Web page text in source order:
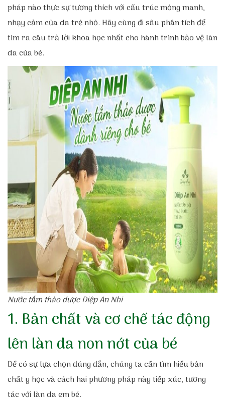
pháp nào thực sự tương thích với cấu trúc mỏng manh,
nhạy cảm của da trẻ nhỏ. Hãy cùng đi sâu phân tích để
tìm ra câu trả lời khoa học nhất cho hành trình bảo vệ làn
da của bé.
Nước tắm thảo dược Diệp An Nhi
1. Bản chất và cơ chế tác động
lên làn da non nớt của bé
Để có sự lựa chọn đúng đắn, chúng ta cần tìm hiểu bản
chất y học và cách hai phương pháp này tiếp xúc, tương
tác với làn da em bé.